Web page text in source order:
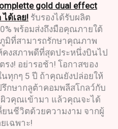
gold dual effect
ได้เลย! รับรองได้รับผลิต
พร้อมส่งถึงมือคุณภายใต้
มิที่สามารถรักษาคุณภาพ
งสภาพดีที่สุดประหนึ่งบินไป
รง! อย่ารอช้า! โอกาสของ
นทุกๆ 5 ปี ถ้าคุณยังปล่อยให้
กษากลูต้าคอมพลีสโกลว์กับ
วคุณเข้ามา แล้วคุณจะได้
นชีวิตด้วยความงาม จากผู้
เฉพาะ!